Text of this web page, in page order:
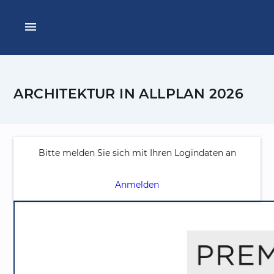
menu
ARCHITEKTUR IN ALLPLAN 2026
Bitte melden Sie sich mit Ihren Logindaten an
Anmelden